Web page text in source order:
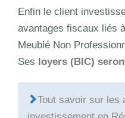
Enfin le client
avantages fiscaux liés
Meublé Non
Ses loyers (BIC)
Tout savoir sur les